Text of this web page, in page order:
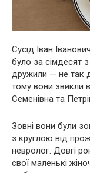
Сусід Іван
було за сімдесят з
дружили — не так
тому вони звикли
Семенівна та
Зовні вони були
з круглою від
невролог. Довгі
свої маленькі